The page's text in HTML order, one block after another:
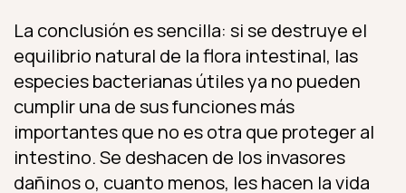
La conclusión es sencilla: si se destruye el
equilibrio natural de la flora intestinal, las
especies bacterianas útiles ya no pueden
cumplir una de sus funciones más
importantes que no es otra que proteger al
intestino. Se deshacen de los invasores
dañinos o, cuanto menos, les hacen la vida